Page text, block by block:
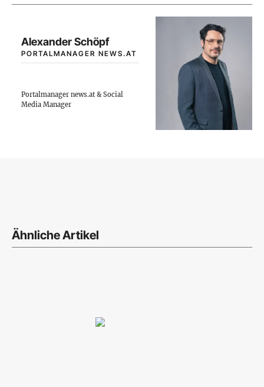
Alexander Schöpf
PORTALMANAGER NEWS.AT
Portalmanager news.at & Social
Media Manager
Ähnliche Artikel